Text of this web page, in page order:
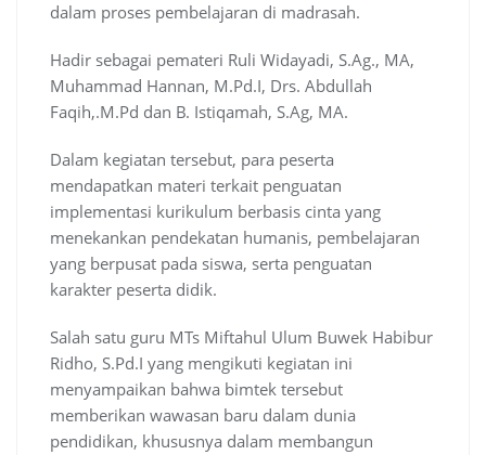
dalam proses pembelajaran di madrasah.
Hadir sebagai pemateri Ruli Widayadi, S.Ag., MA,
Muhammad Hannan, M.Pd.I, Drs. Abdullah
Faqih,.M.Pd dan B. Istiqamah, S.Ag, MA.
Dalam kegiatan tersebut, para peserta
mendapatkan materi terkait penguatan
implementasi kurikulum berbasis cinta yang
menekankan pendekatan humanis, pembelajaran
yang berpusat pada siswa, serta penguatan
karakter peserta didik.
Salah satu guru MTs Miftahul Ulum Buwek Habibur
Ridho, S.Pd.I yang mengikuti kegiatan ini
menyampaikan bahwa bimtek tersebut
memberikan wawasan baru dalam dunia
pendidikan, khususnya dalam membangun